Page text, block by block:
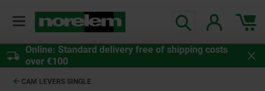
Online: Standard delivery free of shipping costs
over €100
CAM LEVERS SINGLE